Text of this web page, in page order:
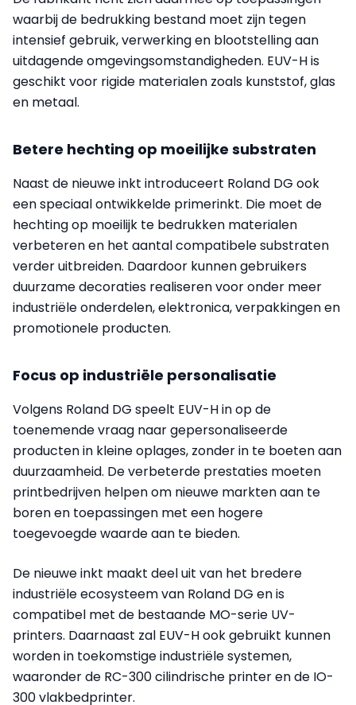
waarbij de bedrukking bestand moet zijn tegen
intensief gebruik, verwerking en blootstelling aan
uitdagende omgevingsomstandigheden. EUV-H is
geschikt voor rigide materialen zoals kunststof, glas
en metaal.
Betere hechting op moeilijke substraten
Naast de nieuwe inkt introduceert Roland DG ook
een speciaal ontwikkelde primerinkt. Die moet de
hechting op moeilijk te bedrukken materialen
verbeteren en het aantal compatibele substraten
verder uitbreiden. Daardoor kunnen gebruikers
duurzame decoraties realiseren voor onder meer
industriële onderdelen, elektronica, verpakkingen en
promotionele producten.
Focus op industriële personalisatie
Volgens Roland DG speelt EUV-H in op de
toenemende vraag naar gepersonaliseerde
producten in kleine oplages, zonder in te boeten aan
duurzaamheid. De verbeterde prestaties moeten
printbedrijven helpen om nieuwe markten aan te
boren en toepassingen met een hogere
toegevoegde waarde aan te bieden.
De nieuwe inkt maakt deel uit van het bredere
industriële ecosysteem van Roland DG en is
compatibel met de bestaande MO-serie UV-
printers. Daarnaast zal EUV-H ook gebruikt kunnen
worden in toekomstige industriële systemen,
waaronder de RC-300 cilindrische printer en de IO-
300 vlakbedprinter.